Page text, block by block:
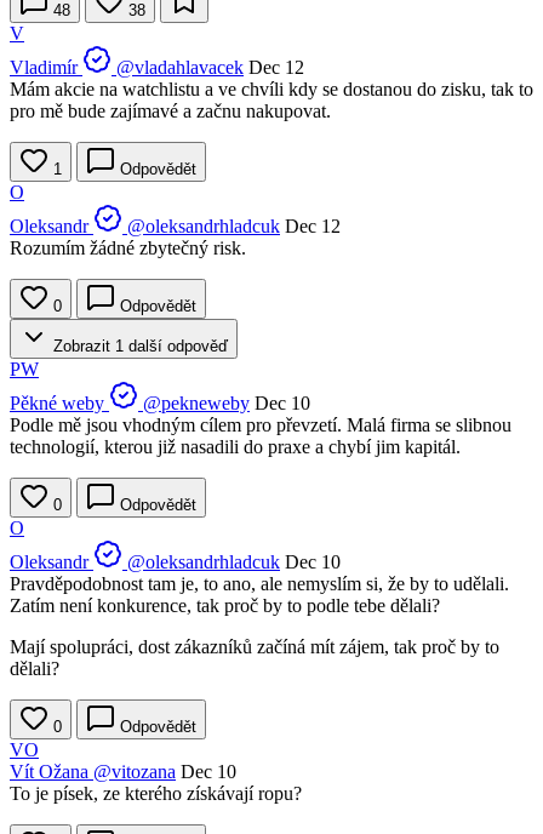
48 38
V
Vladimír
@vladahlavacek Dec 12
Mám akcie na watchlistu a ve chvíli kdy se dostanou do zisku, tak to
pro mě bude zajímavé a začnu nakupovat.
1 Odpovědět
O
Oleksandr
@oleksandrhladcuk Dec 12
Rozumím žádné zbytečný risk.
0 Odpovědět
Zobrazit 1 další odpověď
PW
Pěkné weby
@pekneweby Dec 10
Podle mě jsou vhodným cílem pro převzetí. Malá firma se slibnou
technologií, kterou již nasadili do praxe a chybí jim kapitál.
0 Odpovědět
O
Oleksandr
@oleksandrhladcuk Dec 10
Pravděpodobnost tam je, to ano, ale nemyslím si, že by to udělali.
Zatím není konkurence, tak proč by to podle tebe dělali?
Mají spolupráci, dost zákazníků začíná mít zájem, tak proč by to
dělali?
0 Odpovědět
VO
Vít Ožana @vitozana Dec 10
To je písek, ze kterého získávají ropu?